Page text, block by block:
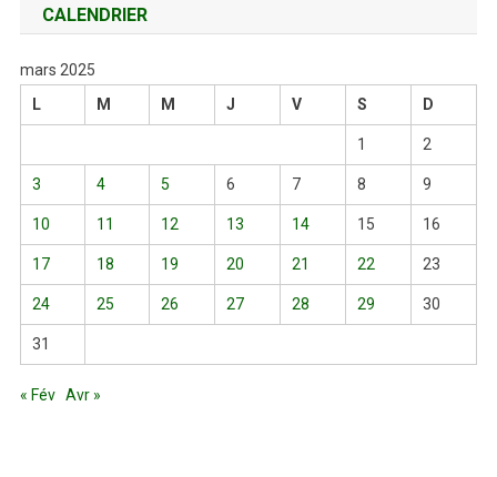
CALENDRIER
mars 2025
L
M M J V S D
1 2
3 4 5 6 7 8 9
10 11 12 13 14 15 16
17 18 19 20 21 22 23
24 25 26 27 28 29 30
31
« Fév Avr »